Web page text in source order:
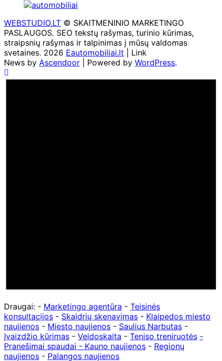
WEBSTUDIO.LT © SKAITMENINIO MARKETINGO
PASLAUGOS. SEO tekstų rašymas, turinio kūrimas,
straipsnių rašymas ir talpinimas į mūsų valdomas
svetaines. 2026 Eautomobiliai.lt | Link
News by Ascendoor | Powered by WordPress.
Draugai: - Marketingo agentūra - Teisinės
konsultacijos - Skaidrių skenavimas - Klaipedos miesto
naujienos - Miesto naujienos - Saulius Narbutas -
Įvaizdžio kūrimas - Veidoskaita - Teniso treniruotės -
Pranešimai spaudai - Kauno naujienos - Regionų
naujienos - Palangos naujienos